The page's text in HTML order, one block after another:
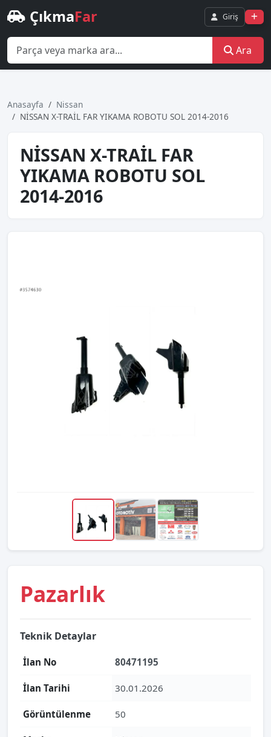
ÇıkmaFar Giriş
Ara
Anasayfa
Nissan
NİSSAN X-TRAİL FAR YIKAMA ROBOTU SOL 2014-2016
NİSSAN X-TRAİL FAR
YIKAMA ROBOTU SOL
2014-2016
Pazarlık
Teknik Detaylar
İlan No 80471195
İlan Tarihi 30.01.2026
Görüntülenme 50